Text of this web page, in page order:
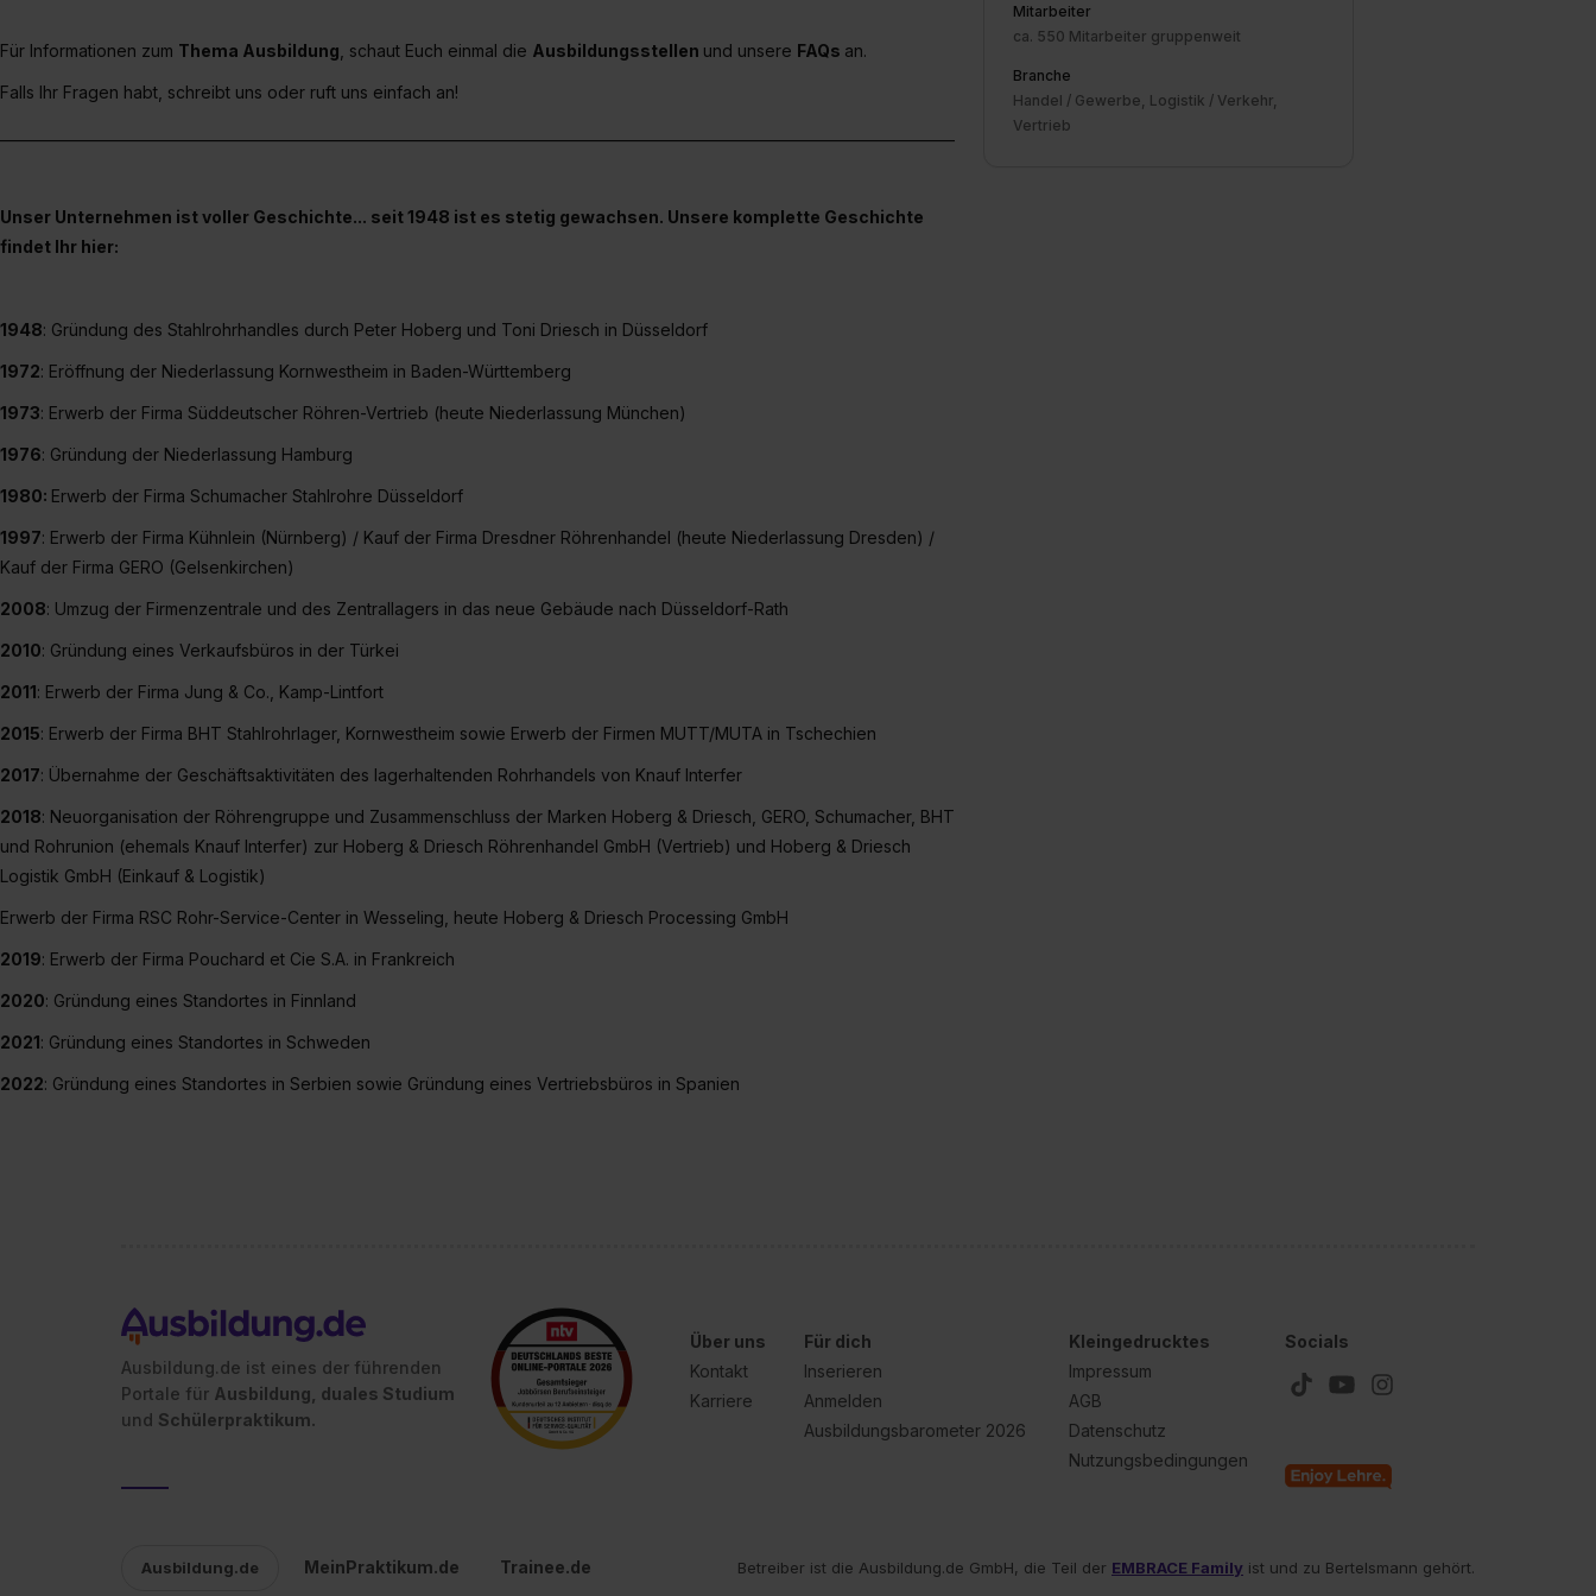
jederzeit mit Wirkung für die Zukunft ganz oder teilweise über unsere Datenschutzerklärung unter dem Punkt
„Datenschutz-Einstellungen“ widerrufen. Weitere Informationen zu den einzelnen Cookies findest du durch Klick auf
Mitarbeiter
ca. 550 Mitarbeiter gruppenweit
Branche
Handel / Gewerbe, Logistik / Verkehr,
Vertrieb
Für Informationen zum Thema Ausbildung , schaut Euch einmal die Ausbildungsstellen und unsere FAQs an.
Falls Ihr Fragen habt, schreibt uns oder ruft uns einfach an!
Unser Unternehmen ist voller Geschichte... seit 1948 ist es stetig gewachsen. Unsere komplette Geschichte
findet Ihr hier:
1948: Gründung des Stahlrohrhandles durch Peter Hoberg und Toni Driesch in Düsseldorf
1972: Eröffnung der Niederlassung Kornwestheim in Baden-Württemberg
1973: Erwerb der Firma Süddeutscher Röhren-Vertrieb (heute Niederlassung München)
1976: Gründung der Niederlassung Hamburg
1980: Erwerb der Firma Schumacher Stahlrohre Düsseldorf
1997: Erwerb der Firma Kühnlein (Nürnberg) / Kauf der Firma Dresdner Röhrenhandel (heute Niederlassung Dresden) /
Kauf der Firma GERO (Gelsenkirchen)
2008: Umzug der Firmenzentrale und des Zentrallagers in das neue Gebäude nach Düsseldorf-Rath
2010: Gründung eines Verkaufsbüros in der Türkei
2011: Erwerb der Firma Jung & Co., Kamp-Lintfort
2015: Erwerb der Firma BHT Stahlrohrlager, Kornwestheim sowie Erwerb der Firmen MUTT/MUTA in Tschechien
2017: Übernahme der Geschäftsaktivitäten des lagerhaltenden Rohrhandels von Knauf Interfer
2018: Neuorganisation der Röhrengruppe und Zusammenschluss der Marken Hoberg & Driesch, GERO, Schumacher, BHT
und Rohrunion (ehemals Knauf Interfer) zur Hoberg & Driesch Röhrenhandel GmbH (Vertrieb) und Hoberg & Driesch
Logistik GmbH (Einkauf & Logistik)
Erwerb der Firma RSC Rohr-Service-Center in Wesseling, heute Hoberg & Driesch Processing GmbH
2019: Erwerb der Firma Pouchard et Cie S.A. in Frankreich
2020: Gründung eines Standortes in Finnland
2021: Gründung eines Standortes in Schweden
2022: Gründung eines Standortes in Serbien sowie Gründung eines Vertriebsbüros in Spanien
Ausbildung.de ist eines der führenden
Portale für Ausbildung, duales Studium
und Schülerpraktikum.
Über uns
Kontakt
Karriere
Für dich
Inserieren
Anmelden
Ausbildungsbarometer 2026
Kleingedrucktes
Impressum
AGB
Datenschutz
Nutzungsbedingungen
Socials
Ausbildung.de MeinPraktikum.de Trainee.de Betreiber ist die Ausbildung.de GmbH, die Teil der EMBRACE Family ist und zu Bertelsmann gehört.